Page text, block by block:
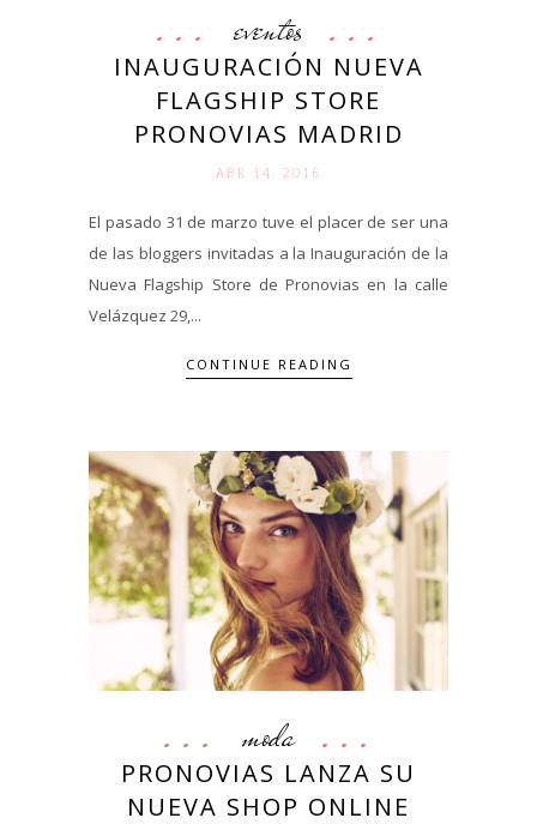
eventos
INAUGURACIÓN NUEVA
FLAGSHIP STORE
PRONOVIAS MADRID
ABR 14. 2016
El pasado 31 de marzo tuve el placer de ser una
de las bloggers invitadas a la Inauguración de la
Nueva Flagship Store de Pronovias en la calle
Velázquez 29,...
CONTINUE READING
moda
PRONOVIAS LANZA SU
NUEVA SHOP ONLINE